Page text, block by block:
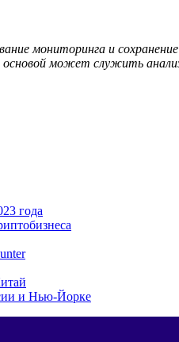
мониторинга и
может служить
года
и Нью-Йорке